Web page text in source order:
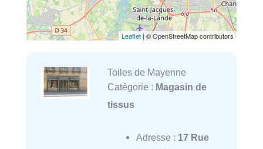
Leaflet| © OpenStreetMap contributors
Toiles de Mayenne
Catégorie : Magasin de
tissus
Adresse : 17 Rue